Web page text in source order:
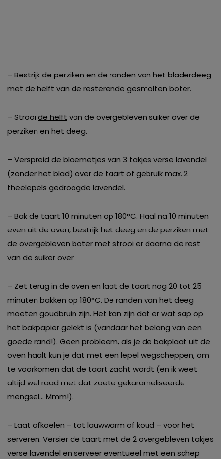
– Bestrijk de perziken en de randen van het bladerdeeg
met de helft van de resterende gesmolten boter.
– Strooi de helft van de overgebleven suiker over de
perziken en het deeg.
– Verspreid de bloemetjes van 3 takjes verse lavendel
(zonder het blad) over de taart of gebruik max. 2
theelepels gedroogde lavendel.
– Bak de taart 10 minuten op 180°C. Haal na 10 minuten
even uit de oven, bestrijk het deeg en de perziken met
de overgebleven boter met strooi er daarna de rest
van de suiker over.
– Zet terug in de oven en laat de taart nog 20 tot 25
minuten bakken op 180°C. De randen van het deeg
moeten goudbruin zijn. Het kan zijn dat er wat sap op
het bakpapier gelekt is (vandaar het belang van een
goede rand!). Geen probleem, als je de bakplaat uit de
oven haalt kun je dat met een lepel wegscheppen, om
te voorkomen dat de taart zacht wordt (en ik weet
altijd wel raad met dat zoete gekarameliseerde
mengsel… Mmm!).
– Laat afkoelen – tot lauwwarm of koud – voor het
serveren. Versier de taart met de 2 overgebleven takjes
verse lavendel en serveer eventueel met een schep